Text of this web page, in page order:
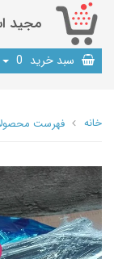
مجید
سبد خرید 0
خانه فهرست